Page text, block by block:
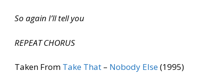
So again I’ll tell you
REPEAT CHORUS
Taken From Take That – Nobody Else(1995)